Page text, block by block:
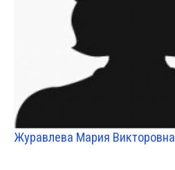
Доп. образование
Курсы повышения квалификации
Центр непрерывного образования
Конкурсы
Журавлева Мария Викторовна